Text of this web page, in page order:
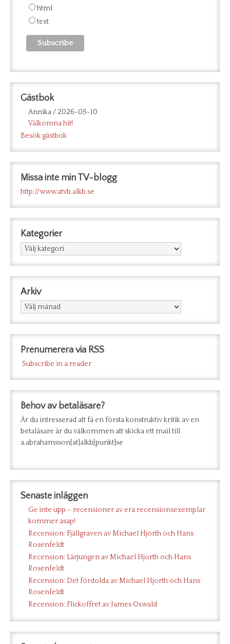
html
text
Gästbok
Annika/ 2026-05-10
Välkomna hit!
Besök gästbok
Missa inte min TV-blogg
http://www.atvb.alkb.se
Kategorier
Kategorier
Arkiv
Arkiv
Prenumerera via RSS
Subscribe in a reader
Behov av betaläsare?
Är du intresserad att få en första konstruktiv kritik av en
betaläsare är du välkommen att skicka ett mail till
a.abrahamsson[at]alkb[punkt]se
Senaste inläggen
Ge inte upp – recensioner av era recensionsexemplar
kommer asap!
Recension: Fjällgraven av Michael Hjorth och Hans
Rosenfeldt
Recension: Lärjungen av Michael Hjorth och Hans
Rosenfeldt
Recension: Det fördolda av Michael Hjorth och Hans
Rosenfeldt
Recension: Flickoffret av James Oswald